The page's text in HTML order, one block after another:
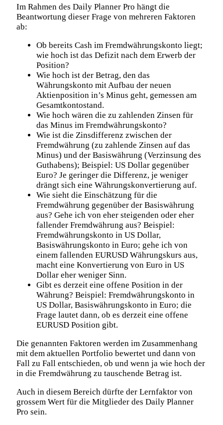
Im Rahmen des Daily Planner Pro hängt die
Beantwortung dieser Frage von mehreren Faktoren
ab:
Ob bereits Cash im Fremdwährungskonto liegt;
wie hoch ist das Defizit nach dem Erwerb der
Position?
Wie hoch ist der Betrag, den das
Währungskonto mit Aufbau der neuen
Aktienposition in’s Minus geht, gemessen am
Gesamtkontostand.
Wie hoch wären die zu zahlenden Zinsen für
das Minus im Fremdwährungskonto?
Wie ist die Zinsdifferenz zwischen der
Fremdwährung (zu zahlende Zinsen auf das
Minus) und der Basiswährung (Verzinsung des
Guthabens); Beispiel: US Dollar gegenüber
Euro? Je geringer die Differenz, je weniger
drängt sich eine Währungskonvertierung auf.
Wie sieht die Einschätzung für die
Fremdwährung gegenüber der Basiswährung
aus? Gehe ich von eher steigenden oder eher
fallender Fremdwährung aus? Beispiel:
Fremdwährungskonto in US Dollar,
Basiswährungskonto in Euro; gehe ich von
einem fallenden EURUSD Währungskurs aus,
macht eine Konvertierung von Euro in US
Dollar eher weniger Sinn.
Gibt es derzeit eine offene Position in der
Währung? Beispiel: Fremdwährungskonto in
US Dollar, Basiswährungskonto in Euro; die
Frage lautet dann, ob es derzeit eine offene
EURUSD Position gibt.
Die genannten Faktoren werden im Zusammenhang
mit dem aktuellen Portfolio bewertet und dann von
Fall zu Fall entschieden, ob und wenn ja wie hoch der
in die Fremdwährung zu tauschende Betrag ist.
Auch in diesem Bereich dürfte der Lernfaktor von
grossem Wert für die Mitglieder des Daily Planner
Pro sein.